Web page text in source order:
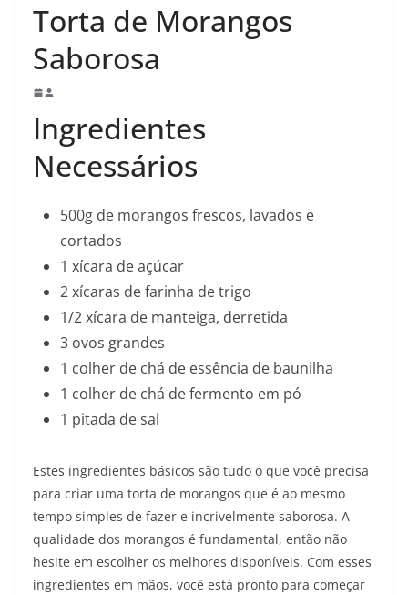
Torta de Morangos
Saborosa
Ingredientes
Necessários
500g de morangos frescos, lavados e
cortados
1 xícara de açúcar
2 xícaras de farinha de trigo
1/2 xícara de manteiga, derretida
3 ovos grandes
1 colher de chá de essência de baunilha
1 colher de chá de fermento em pó
1 pitada de sal
Estes ingredientes básicos são tudo o que você precisa
para criar uma torta de morangos que é ao mesmo
tempo simples de fazer e incrivelmente saborosa. A
qualidade dos morangos é fundamental, então não
hesite em escolher os melhores disponíveis. Com esses
ingredientes em mãos, você está pronto para começar